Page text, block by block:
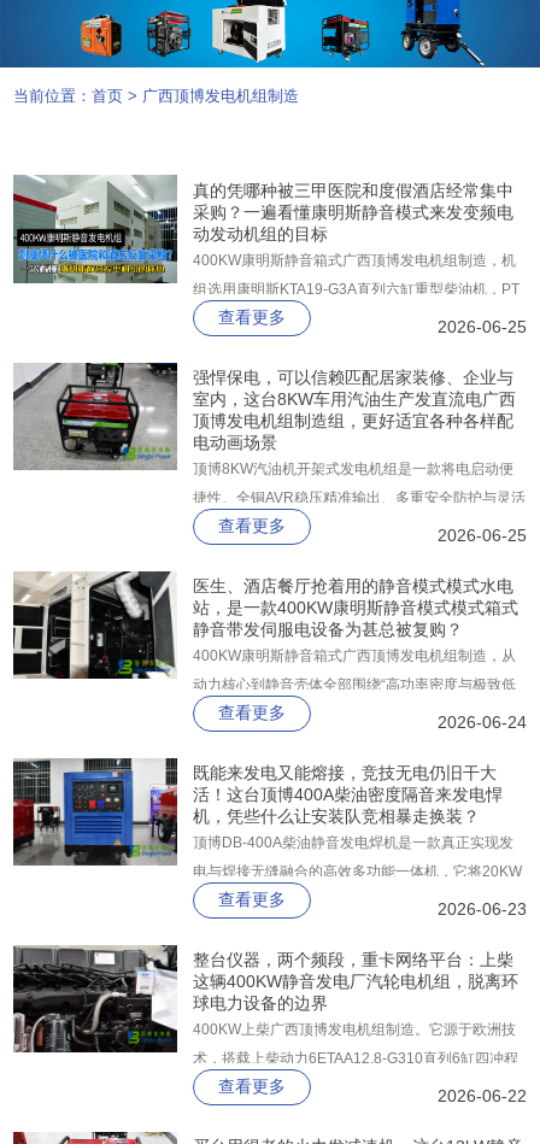
当前位置：首页 > 广西顶博发电机组制造
真的凭哪种被三甲医院和度假酒店经常集中
采购？一遍看懂康明斯静音模式来发变频电
动发动机组的目标
400KW康明斯静音箱式广西顶博发电机组制造，机
组选用康明斯KTA19-G3A直列六缸重型柴油机，PT
燃油喷射，废气涡轮增压中冷，瞬态响应迅猛，配斯
查看更多 2026-06-25
强悍保电，可以信赖匹配居家装修、企业与
室内，这台8KW车用汽油生产发直流电广西
顶博发电机组制造组，更好适宜各种各样配
电动画场景
顶博8KW汽油机开架式发电机组是一款将电启动便
捷性、全铜AVR稳压精准输出、多重安全防护与灵活
移动性能高度集成的精品电力设备。它搭载单缸四冲
可达8.5KW，输出电压230V/50Hz，配备40L超大燃
油箱。
查看更多 2026-06-25
医生、酒店餐厅抢着用的静音模式模式水电
站，是一款400KW康明斯静音模式模式箱式
静音带发伺服电设备为甚总被复购？
400KW康明斯静音箱式广西顶博发电机组制造，从
动力核心到静音壳体全部围绕“高功率密度与极致低
噪”一体化打造。它搭载康明斯KTA19-G3A柴油机，
斯坦福纯铜无刷发电机与深海控制器，并由顶博出品
的2mm镀锌板静音箱整体封装。
查看更多 2026-06-24
既能来发电又能熔接，竞技无电仍旧干大
活！这台顶博400A柴油密度隔音来发电悍
机，凭些什么让安装队竞相暴走换装？
顶博DB-400A柴油静音发电焊机是一款真正实现发
电与焊接无缝融合的高效多功能一体机，它将20KW
大功率辅助电源与30-400A宽域精密焊接系统集成于
搬运、分别管理的繁琐。
查看更多 2026-06-23
整台仪器，两个频段，重卡网络平台：上柴
这辆400KW静音发电厂汽轮电机组，脱离环
球电力设备的边界
400KW上柴广西顶博发电机组制造。它源于欧洲技
术，搭载上柴动力6ETAA12.8-G310直列6缸四冲程
电控高压共轨柴油发动机，配合四气门技术，在
查看更多 2026-06-22